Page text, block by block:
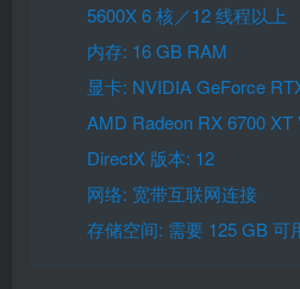
5600X 6 核／12 线程以上
内存: 16 GB RAM
显卡: NVIDIA GeForce
AMD Radeon RX 6700
DirectX 版本: 12
网络: 宽带互联网连接
存储空间: 需要 125 GB 可